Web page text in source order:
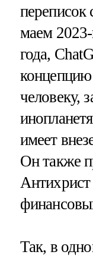
переписок
маем
года,
человеку,
имеет
Он также
Антихрист
Так, в